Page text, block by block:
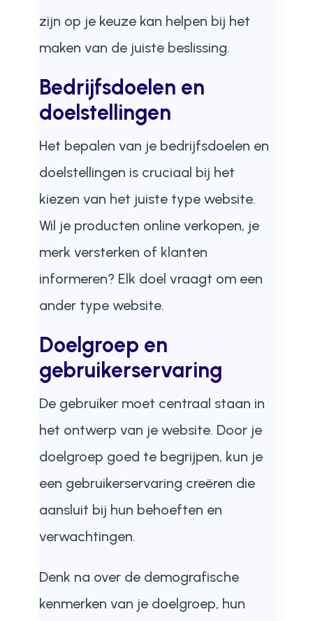
zijn op je keuze kan helpen bij het
maken van de juiste beslissing.
Bedrijfsdoelen en
doelstellingen
Het bepalen van je bedrijfsdoelen en
doelstellingen is cruciaal bij het
kiezen van het juiste type website.
Wil je producten online verkopen, je
merk versterken of klanten
informeren? Elk doel vraagt om een
ander type website.
Doelgroep en
gebruikerservaring
De gebruiker moet centraal staan in
het ontwerp van je website. Door je
doelgroep goed te begrijpen, kun je
een gebruikerservaring creëren die
aansluit bij hun behoeften en
verwachtingen.
Denk na over de demografische
kenmerken van je doelgroep, hun